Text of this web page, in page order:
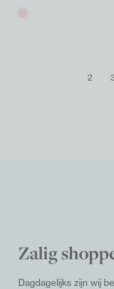
2
Zalig
Dagdagelijks zijn wij